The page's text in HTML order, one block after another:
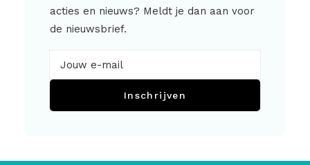
acties en nieuws? Meldt je dan aan voor
de nieuwsbrief.
Inschrijven